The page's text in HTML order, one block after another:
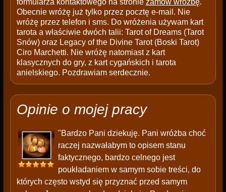
formularza kontaktowego na stronie zamów wróżbę.
Obecnie wróżę już tylko przez pocztę e-mail. Nie
wróżę przez telefon i sms. Do wróżenia używam kart
tarota a właściwie dwóch talii: Tarot of Dreams (Tarot
Snów) oraz Legacy of the Divine Tarot (Boski Tarot)
Ciro Marchetti. Nie wróżę natomiast z kart
klasycznych do gry, z kart cygańskich i tarota
anielskiego. Pozdrawiam serdecznie.
Opinie o mojej pracy
"Bardzo Pani dziekuję. Pani wróżba choć
raczej nazwałabym to opisem stanu
faktycznego, bardzo celnego jest
poukładaniem w samym sobie treści, do
których często wstyd się przyznać przed samym